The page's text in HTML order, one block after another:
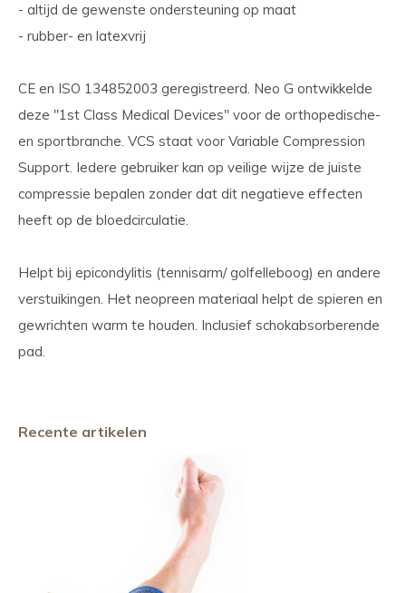
- altijd de gewenste ondersteuning op maat
- rubber- en latexvrij
CE en ISO 134852003 geregistreerd. Neo G ontwikkelde
deze "1st Class Medical Devices" voor de orthopedische-
en sportbranche. VCS staat voor Variable Compression
Support. Iedere gebruiker kan op veilige wijze de juiste
compressie bepalen zonder dat dit negatieve effecten
heeft op de bloedcirculatie.
Helpt bij epicondylitis (tennisarm/ golfelleboog) en andere
verstuikingen. Het neopreen materiaal helpt de spieren en
gewrichten warm te houden. Inclusief schokabsorberende
pad.
Recente artikelen